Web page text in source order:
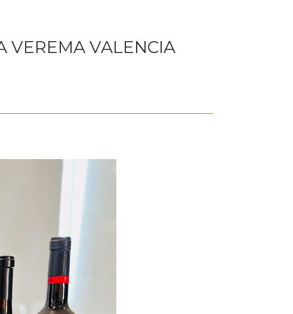
VEREMA VALENCIA